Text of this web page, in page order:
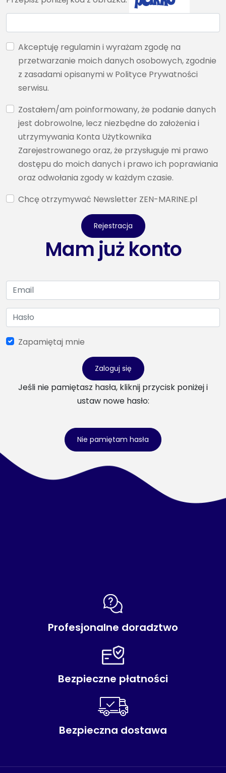
Akceptuję regulamin i wyrażam zgodę na
przetwarzanie moich danych osobowych, zgodnie
z zasadami opisanymi w Polityce Prywatności
serwisu.
Zostałem/am poinformowany, że podanie danych
jest dobrowolne, lecz niezbędne do założenia i
utrzymywania Konta Użytkownika
Zarejestrowanego oraz, że przysługuje mi prawo
dostępu do moich danych i prawo ich poprawiania
oraz odwołania zgody w każdym czasie.
Chcę otrzymywać Newsletter ZEN-MARINE.pl
Rejestracja
Mam już konto
Zapamiętaj mnie
Zaloguj się
Jeśli nie pamiętasz hasła, kliknij przycisk poniżej i
ustaw nowe hasło:
Nie pamiętam hasła
Profesjonalne doradztwo
Bezpieczne płatności
Bezpieczna dostawa